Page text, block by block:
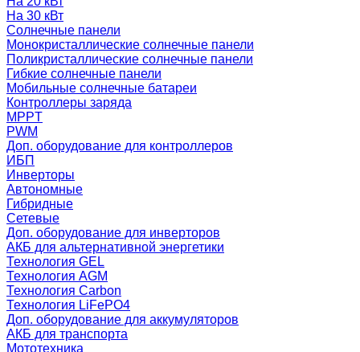
На 30 кВт
Солнечные панели
Монокристаллические солнечные панели
Поликристаллические солнечные панели
Гибкие солнечные панели
Мобильные солнечные батареи
Контроллеры заряда
MPPT
PWM
Доп. оборудование для контроллеров
ИБП
Инверторы
Автономные
Гибридные
Сетевые
Доп. оборудование для инверторов
АКБ для альтернативной энергетики
Технология GEL
Технология AGM
Технология Carbon
Технология LiFePO4
Доп. оборудование для аккумуляторов
АКБ для транспорта
Мототехника